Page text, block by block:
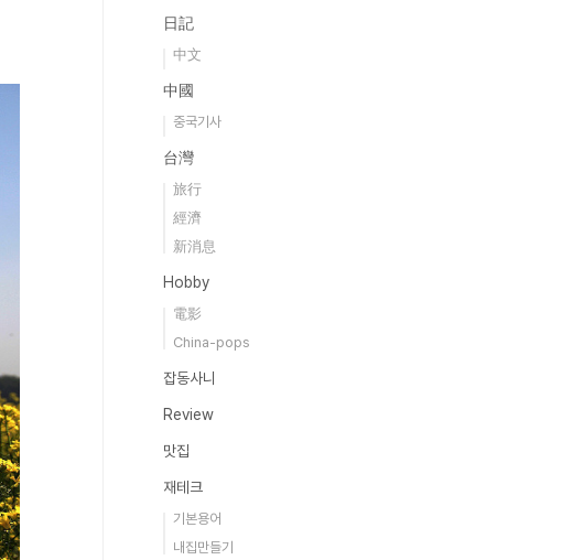
日記
中文
中國
중국기사
台灣
旅行
經濟
新消息
Hobby
電影
China-pops
잡동사니
Review
맛집
재테크
기본용어
내집만들기